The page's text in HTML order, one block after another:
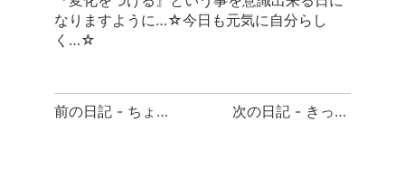
なりますように…☆今日も元気に自分らし
く…☆
前
前の日記 - ちょっとした気遣い 次の日記 - きっかけ